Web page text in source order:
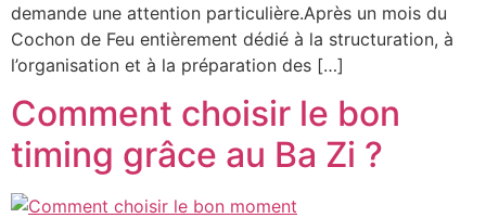
demande une attention particulière.Après un mois du
Cochon de Feu entièrement dédié à la structuration, à
l’organisation et à la préparation des […]
Comment choisir le bon
timing grâce au Ba Zi ?